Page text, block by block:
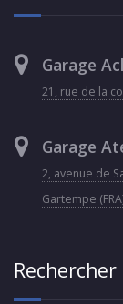
Garage
21, rue de la
Garage
2, avenue de
Gartempe
Rechercher